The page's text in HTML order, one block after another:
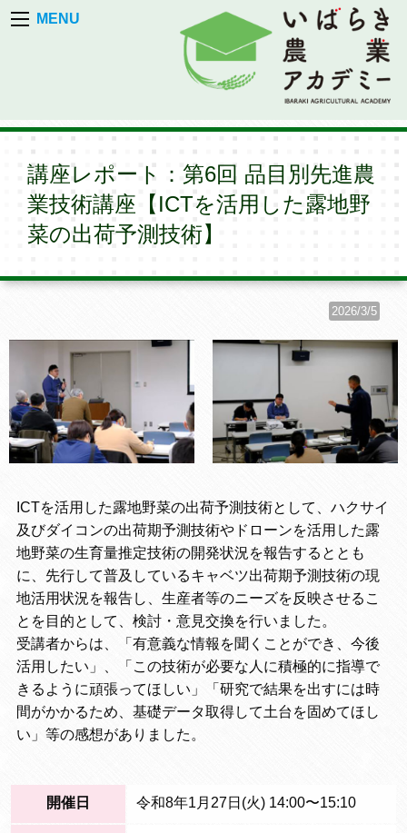
MENU
講座レポート：第6回 品目別先進農
業技術講座【ICTを活用した露地野
菜の出荷予測技術】
2026/3/5
ICTを活用した露地野菜の出荷予測技術として、ハクサイ
及びダイコンの出荷期予測技術やドローンを活用した露
地野菜の生育量推定技術の開発状況を報告するととも
に、先行して普及しているキャベツ出荷期予測技術の現
地活用状況を報告し、生産者等のニーズを反映させるこ
とを目的として、検討・意見交換を行いました。
受講者からは、「有意義な情報を聞くことができ、今後
活用したい」、「この技術が必要な人に積極的に指導で
きるように頑張ってほしい」「研究で結果を出すには時
間がかかるため、基礎データ取得して土台を固めてほし
い」等の感想がありました。
開催日 令和8年1月27日(火) 14:00〜15:10